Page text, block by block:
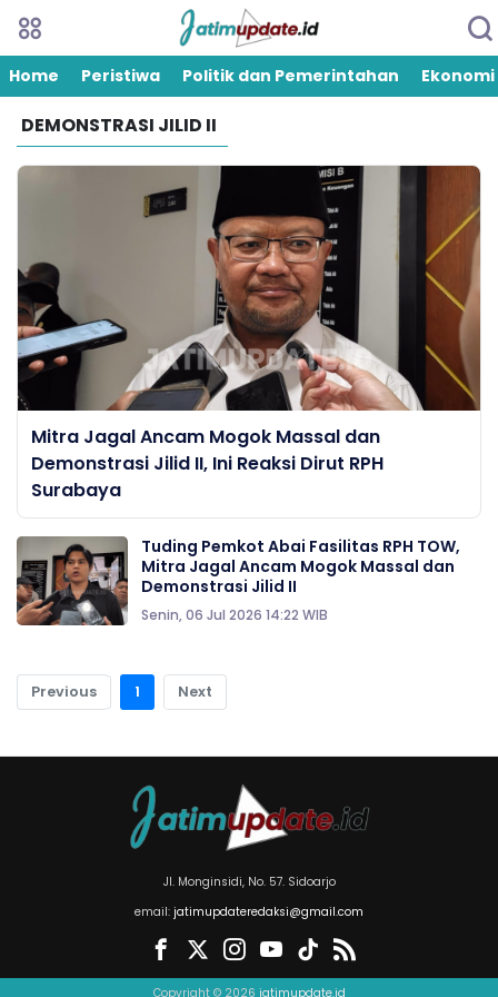
Home Peristiwa Politik dan Pemerintahan Ekonomi
DEMONSTRASI JILID II
Mitra Jagal Ancam Mogok Massal dan
Demonstrasi Jilid II, Ini Reaksi Dirut RPH
Surabaya
Tuding Pemkot Abai Fasilitas RPH TOW,
Mitra Jagal Ancam Mogok Massal dan
Demonstrasi Jilid II
Senin, 06 Jul 2026 14:22 WIB
Previous 1 Next
Jl. Monginsidi, No. 57. Sidoarjo
email: jatimupdateredaksi@gmail.com
Copyright © 2026 jatimupdate.id